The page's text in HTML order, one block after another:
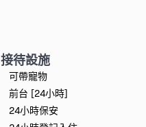
接待設施
可帶寵物
前台 [24小時]
24小時保安